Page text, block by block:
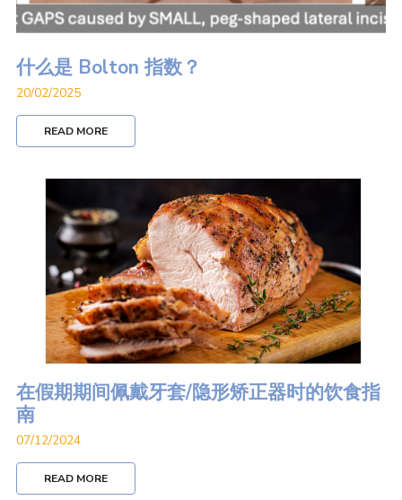
什么是 Bolton 指数？
20/02/2025
READ MORE
在假期期间佩戴牙套/隐形矫正器时的饮食指
南
07/12/2024
READ MORE